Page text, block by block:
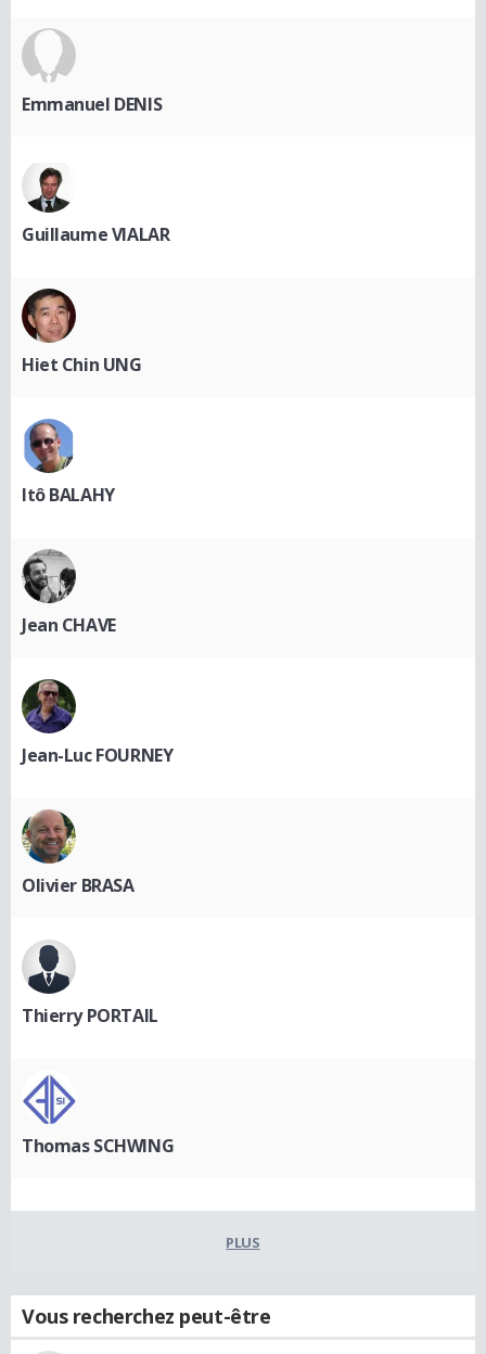
Emmanuel DENIS
Guillaume VIALAR
Hiet Chin UNG
Itô BALAHY
Jean CHAVE
Jean-Luc FOURNEY
Olivier BRASA
Thierry PORTAIL
Thomas SCHWING
PLUS
Vous recherchez peut-être